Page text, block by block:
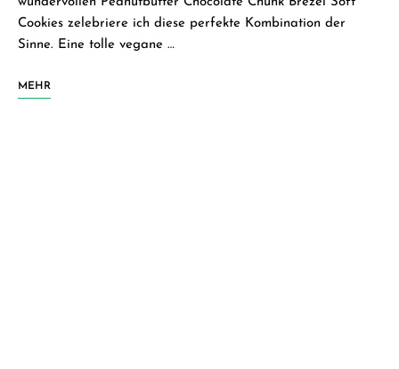
Cookies zelebriere ich diese perfekte Kombination der
Sinne. Eine tolle vegane …
MEHR